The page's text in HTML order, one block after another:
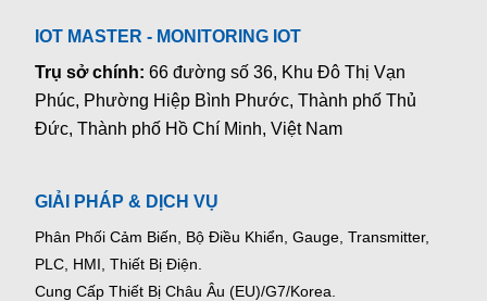
IOT MASTER - MONITORING IOT
Trụ sở chính:66 đường số 36, Khu Đô Thị Vạn
Phúc, Phường Hiệp Bình Phước, Thành phố Thủ
Đức, Thành phố Hồ Chí Minh, Việt Nam
GIẢI PHÁP & DỊCH VỤ
Phân Phối Cảm Biến, Bộ Điều Khiển, Gauge, Transmitter,
PLC, HMI, Thiết Bị Điện.
Cung Cấp Thiết Bị Châu Âu (EU)/G7/Korea.